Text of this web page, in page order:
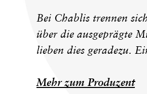
Bei Chablis trennen
über die ausgeprägte
lieben dies geradezu.
Mehr zum Produzent